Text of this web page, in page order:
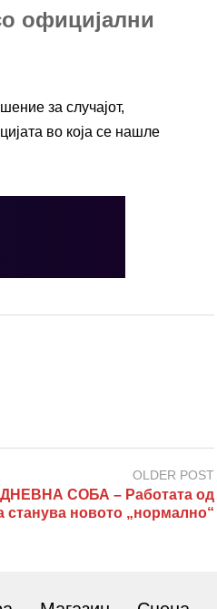
официјални
за случајот,
во која се нашле
OLDER POST
СОБА – Работата од
станува новото „нормално“